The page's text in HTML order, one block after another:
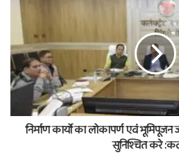
निर्माण कार्यो का लोकापर्ण एवं भूमिपूजन
सुनिश्चित करे